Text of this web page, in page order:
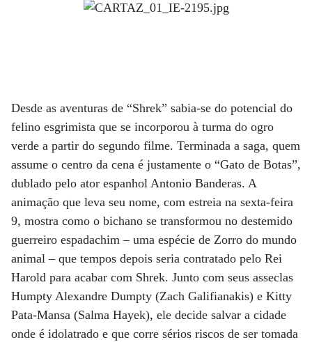
Desde as aventuras de “Shrek” sabia-se do potencial do
felino esgrimista que se incorporou à turma do ogro
verde a partir do segundo filme. Terminada a saga, quem
assume o centro da cena é justamente o “Gato de Botas”,
dublado pelo ator espanhol Antonio Banderas. A
animação que leva seu nome, com estreia na sexta-feira
9, mostra como o bichano se transformou no destemido
guerreiro espadachim – uma espécie de Zorro do mundo
animal – que tempos depois seria contratado pelo Rei
Harold para acabar com Shrek. Junto com seus asseclas
Humpty Alexandre Dumpty (Zach Galifianakis) e Kitty
Pata-Mansa (Salma Hayek), ele decide salvar a cidade
onde é idolatrado e que corre sérios riscos de ser tomada